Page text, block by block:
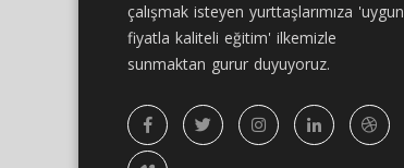
çalışmak isteyen yurttaşlarımıza 'uygun
fiyatla kaliteli eğitim' ilkemizle
sunmaktan gurur duyuyoruz.